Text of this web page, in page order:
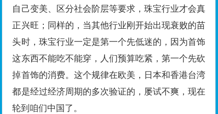
自己变美、区分社会阶层等要求，珠宝行业才会真
正兴旺；同样的，当其他行业刚开始出现衰败的苗
头时，珠宝行业一定是第一个先低迷的，因为首饰
这东西不能吃不能穿，人们预算吃紧，第一个先砍
掉首饰的消费。这个规律在欧美，日本和香港台湾
都是经过经济周期的多次验证的，屡试不爽，现在
轮到咱们中国了。